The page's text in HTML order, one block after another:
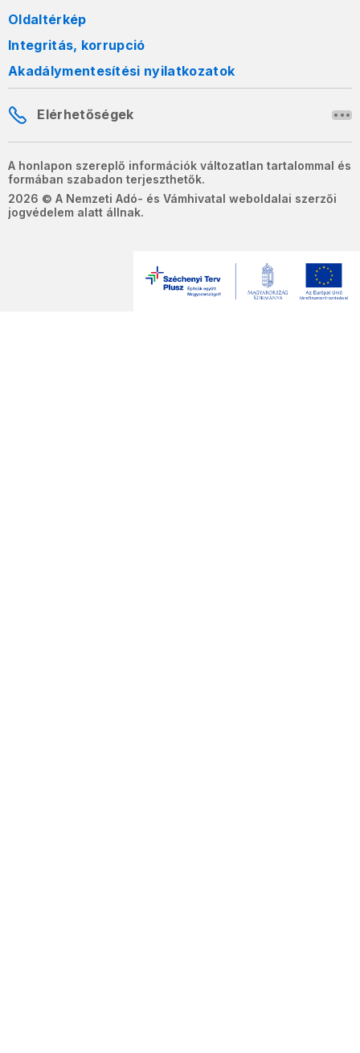
Oldaltérkép
Integritás, korrupció
Akadálymentesítési nyilatkozatok
Elérhetőségek
A honlapon szereplő információk változatlan tartalommal és
formában szabadon terjeszthetők.
2026 © A Nemzeti Adó- és Vámhivatal weboldalai szerzői
jogvédelem alatt állnak.